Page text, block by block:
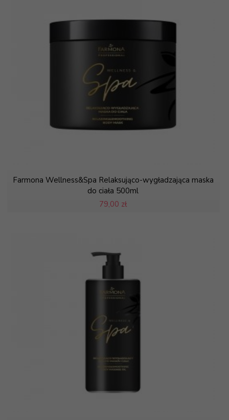
Farmona Wellness&Spa Relaksująco-wygładzająca maska
do ciała 500ml
79,00 zł